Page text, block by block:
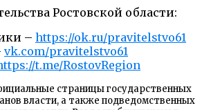
Ростовской области:
– https://ok.ru/pravitelstvo61
vk.com/pravitelstvo61
t.me/RostovRegion
страницы государственных
власти, а также подведомственных